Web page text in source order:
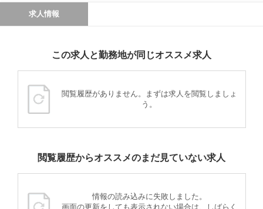
求人情報
この求人と勤務地が同じオススメ求人
閲覧履歴がありません。まずは求人を閲覧しましょ
う。
閲覧履歴からオススメのまだ見ていない求人
情報の読み込みに失敗しました。
画面の更新をしても表示されない場合は、しばらく